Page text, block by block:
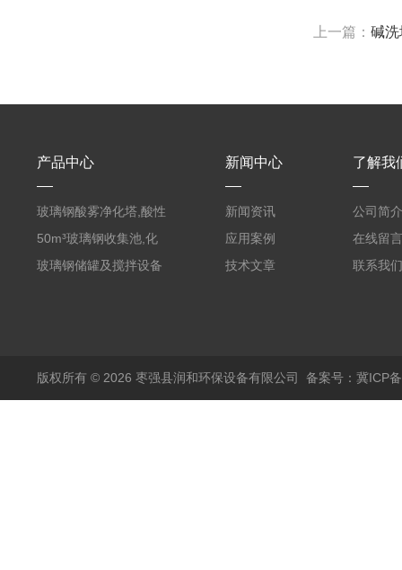
上一篇：碱
产品中心
玻璃钢酸雾净化塔,酸性
废气洗涤塔处理工艺
50m³玻璃钢收集池,化
粪罐
玻璃钢储罐及搅拌设备
新闻中心
新闻资讯
应用案例
技术文章
了解我
公司简介
在线留言
联系我们
版权所有 © 2026 枣强县润和环保设备有限公司 备案号：冀ICP